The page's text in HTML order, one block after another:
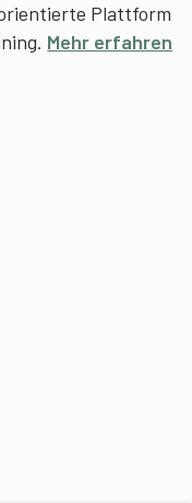
Plattform
Mehr erfahren